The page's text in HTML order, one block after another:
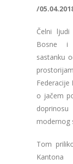
/
Čelni
Bosne i
sastanku
Federacije
o jačem
modernog
Tom